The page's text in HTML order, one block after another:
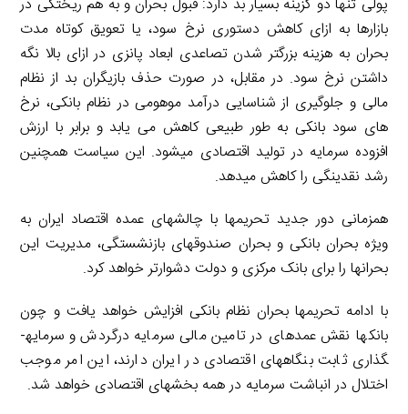
پولی تنها دو گزینه بسیار بد دارد: قبول بحران و به هم ریختگی در
بازارها به ازای کاهش دستوری نرخ سود، یا تعویق کوتاه مدت
بحران به هزینه بزرگتر شدن تصاعدی ابعاد پانزی در ازای بالا نگه
داشتن نرخ سود. در مقابل، در صورت حذف بازیگران بد از نظام
مالی و جلوگیری از شناسایی درآمد موهومی در نظام بانکی، نرخ
های سود بانکی به طور طبیعی کاهش می یابد و برابر با ارزش
افزوده سرمایه در تولید اقتصادی می­شود. این سیاست همچنین
رشد نقدینگی را کاهش می­دهد.
همزمانی دور جدید تحریم­ها با چالش­های عمده اقتصاد ایران به
ویژه بحران بانکی و بحران صندوق­های بازنشستگی، مدیریت این
بحران­ها را برای بانک مرکزی و دولت دشوارتر خواهد کرد.
با ادامه تحریم­ها بحران نظام بانکی افزایش خواهد یافت و چون
بانک­ها نقش عمده­ای در تامین مالی سرمایه درگردش و سرمایه­
گذاری ثابت بنگاه­های اقتصادی در ایران دارند، این امر موجب
اختلال در انباشت سرمایه در همه بخش­های اقتصادی خواهد شد.